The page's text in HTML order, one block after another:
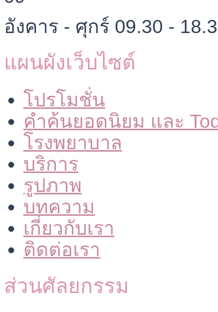
อังคาร - ศุกร์ 09.30 -
แผนผังเว็บไซต์
โปรโมชั่น
คำค้นยอดนิยม และ
โรงพยาบาล
บริการ
รูปภาพ
บทความ
เกี่ยวกับเรา
ติดต่อเรา
ส่วนศัลยกรรม